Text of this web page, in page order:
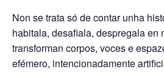
Non se trata só de contar unha
habitala, desafiala, despregala en
transforman corpos, voces e
efémero, intencionadamente